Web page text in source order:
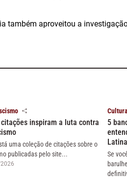
também aproveitou a
citações inspiram a luta contra
uma coleção de citações sobre o
publicadas pelo site...
5
Latina
Se